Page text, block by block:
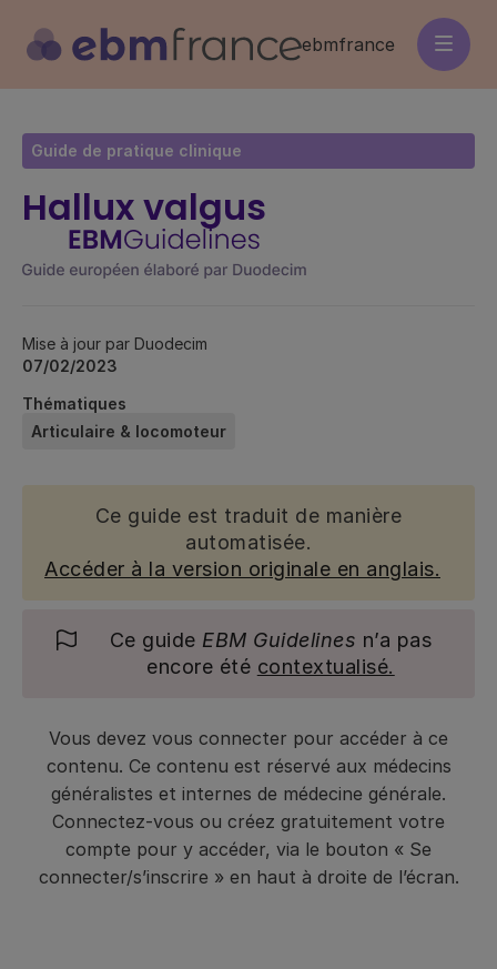
contenu
principal
ebmfrance
Guide de pratique clinique
Hallux valgus
Mise à jour par Duodecim
07/02/2023
Thématiques
Articulaire & locomoteur
Ce guide est traduit de manière
automatisée.
Accéder à la version originale en anglais.
Ce guide EBM Guidelines n’a pas
encore été contextualisé.
Vous devez vous connecter pour accéder à ce
contenu. Ce contenu est réservé aux médecins
généralistes et internes de médecine générale.
Connectez-vous ou créez gratuitement votre
compte pour y accéder, via le bouton « Se
connecter/s’inscrire » en haut à droite de l’écran.